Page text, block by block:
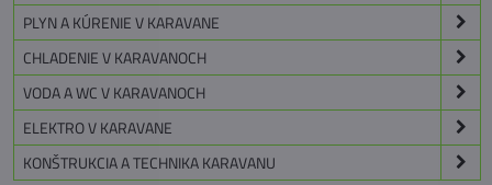
PLYN A KÚRENIE V KARAVANE
CHLADENIE V KARAVANOCH
VODA A WC V KARAVANOCH
ELEKTRO V KARAVANE
KONŠTRUKCIA A TECHNIKA KARAVANU